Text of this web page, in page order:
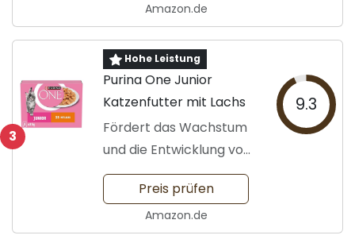
Amazon.de
3
Hohe Leistung
Purina One Junior
Katzenfutter mit Lachs
Fördert das Wachstum
und die Entwicklung von
Kätzchen
9.3
Preis prüfen
Amazon.de